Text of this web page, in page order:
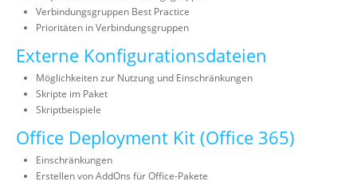
Verbindungsgruppen Best Practice
Prioritäten in Verbindungsgruppen
Externe Konfigurationsdateien
Möglichkeiten zur Nutzung und Einschränkungen
Skripte im Paket
Skriptbeispiele
Office Deployment Kit (Office 365)
Einschränkungen
Erstellen von AddOns für Office-Pakete